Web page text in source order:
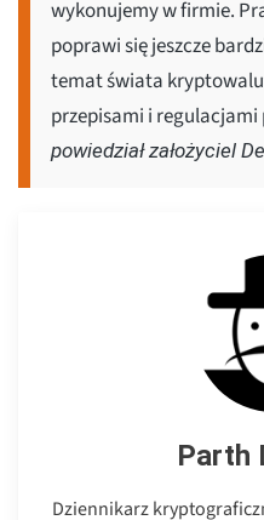
wykonujemy w firmie.
poprawi się jeszcze
temat świata
przepisami i
powiedział założyciel
Parth
Dziennikarz